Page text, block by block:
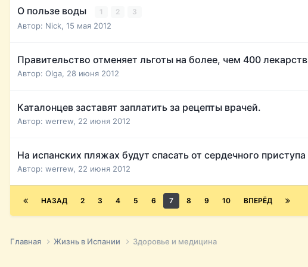
О пользе воды 1 2 3
Автор: Nick, 15 мая 2012
Правительство отменяет льготы на более, чем 400 лекарств
Автор: Olga, 28 июня 2012
Каталонцев заставят заплатить за рецепты врачей.
Автор: werrew, 22 июня 2012
На испанских пляжах будут спасать от сердечного приступа
Автор: werrew, 22 июня 2012
НАЗАД 2 3 4 5 6 7 8 9 10 ВПЕРЁД
Главная Жизнь в Испании Здоровье и медицина